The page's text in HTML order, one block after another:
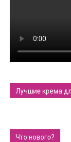
Лучшие крема
Что нового?